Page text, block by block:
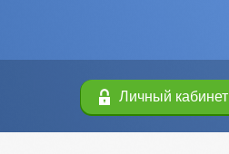
Личный кабинет